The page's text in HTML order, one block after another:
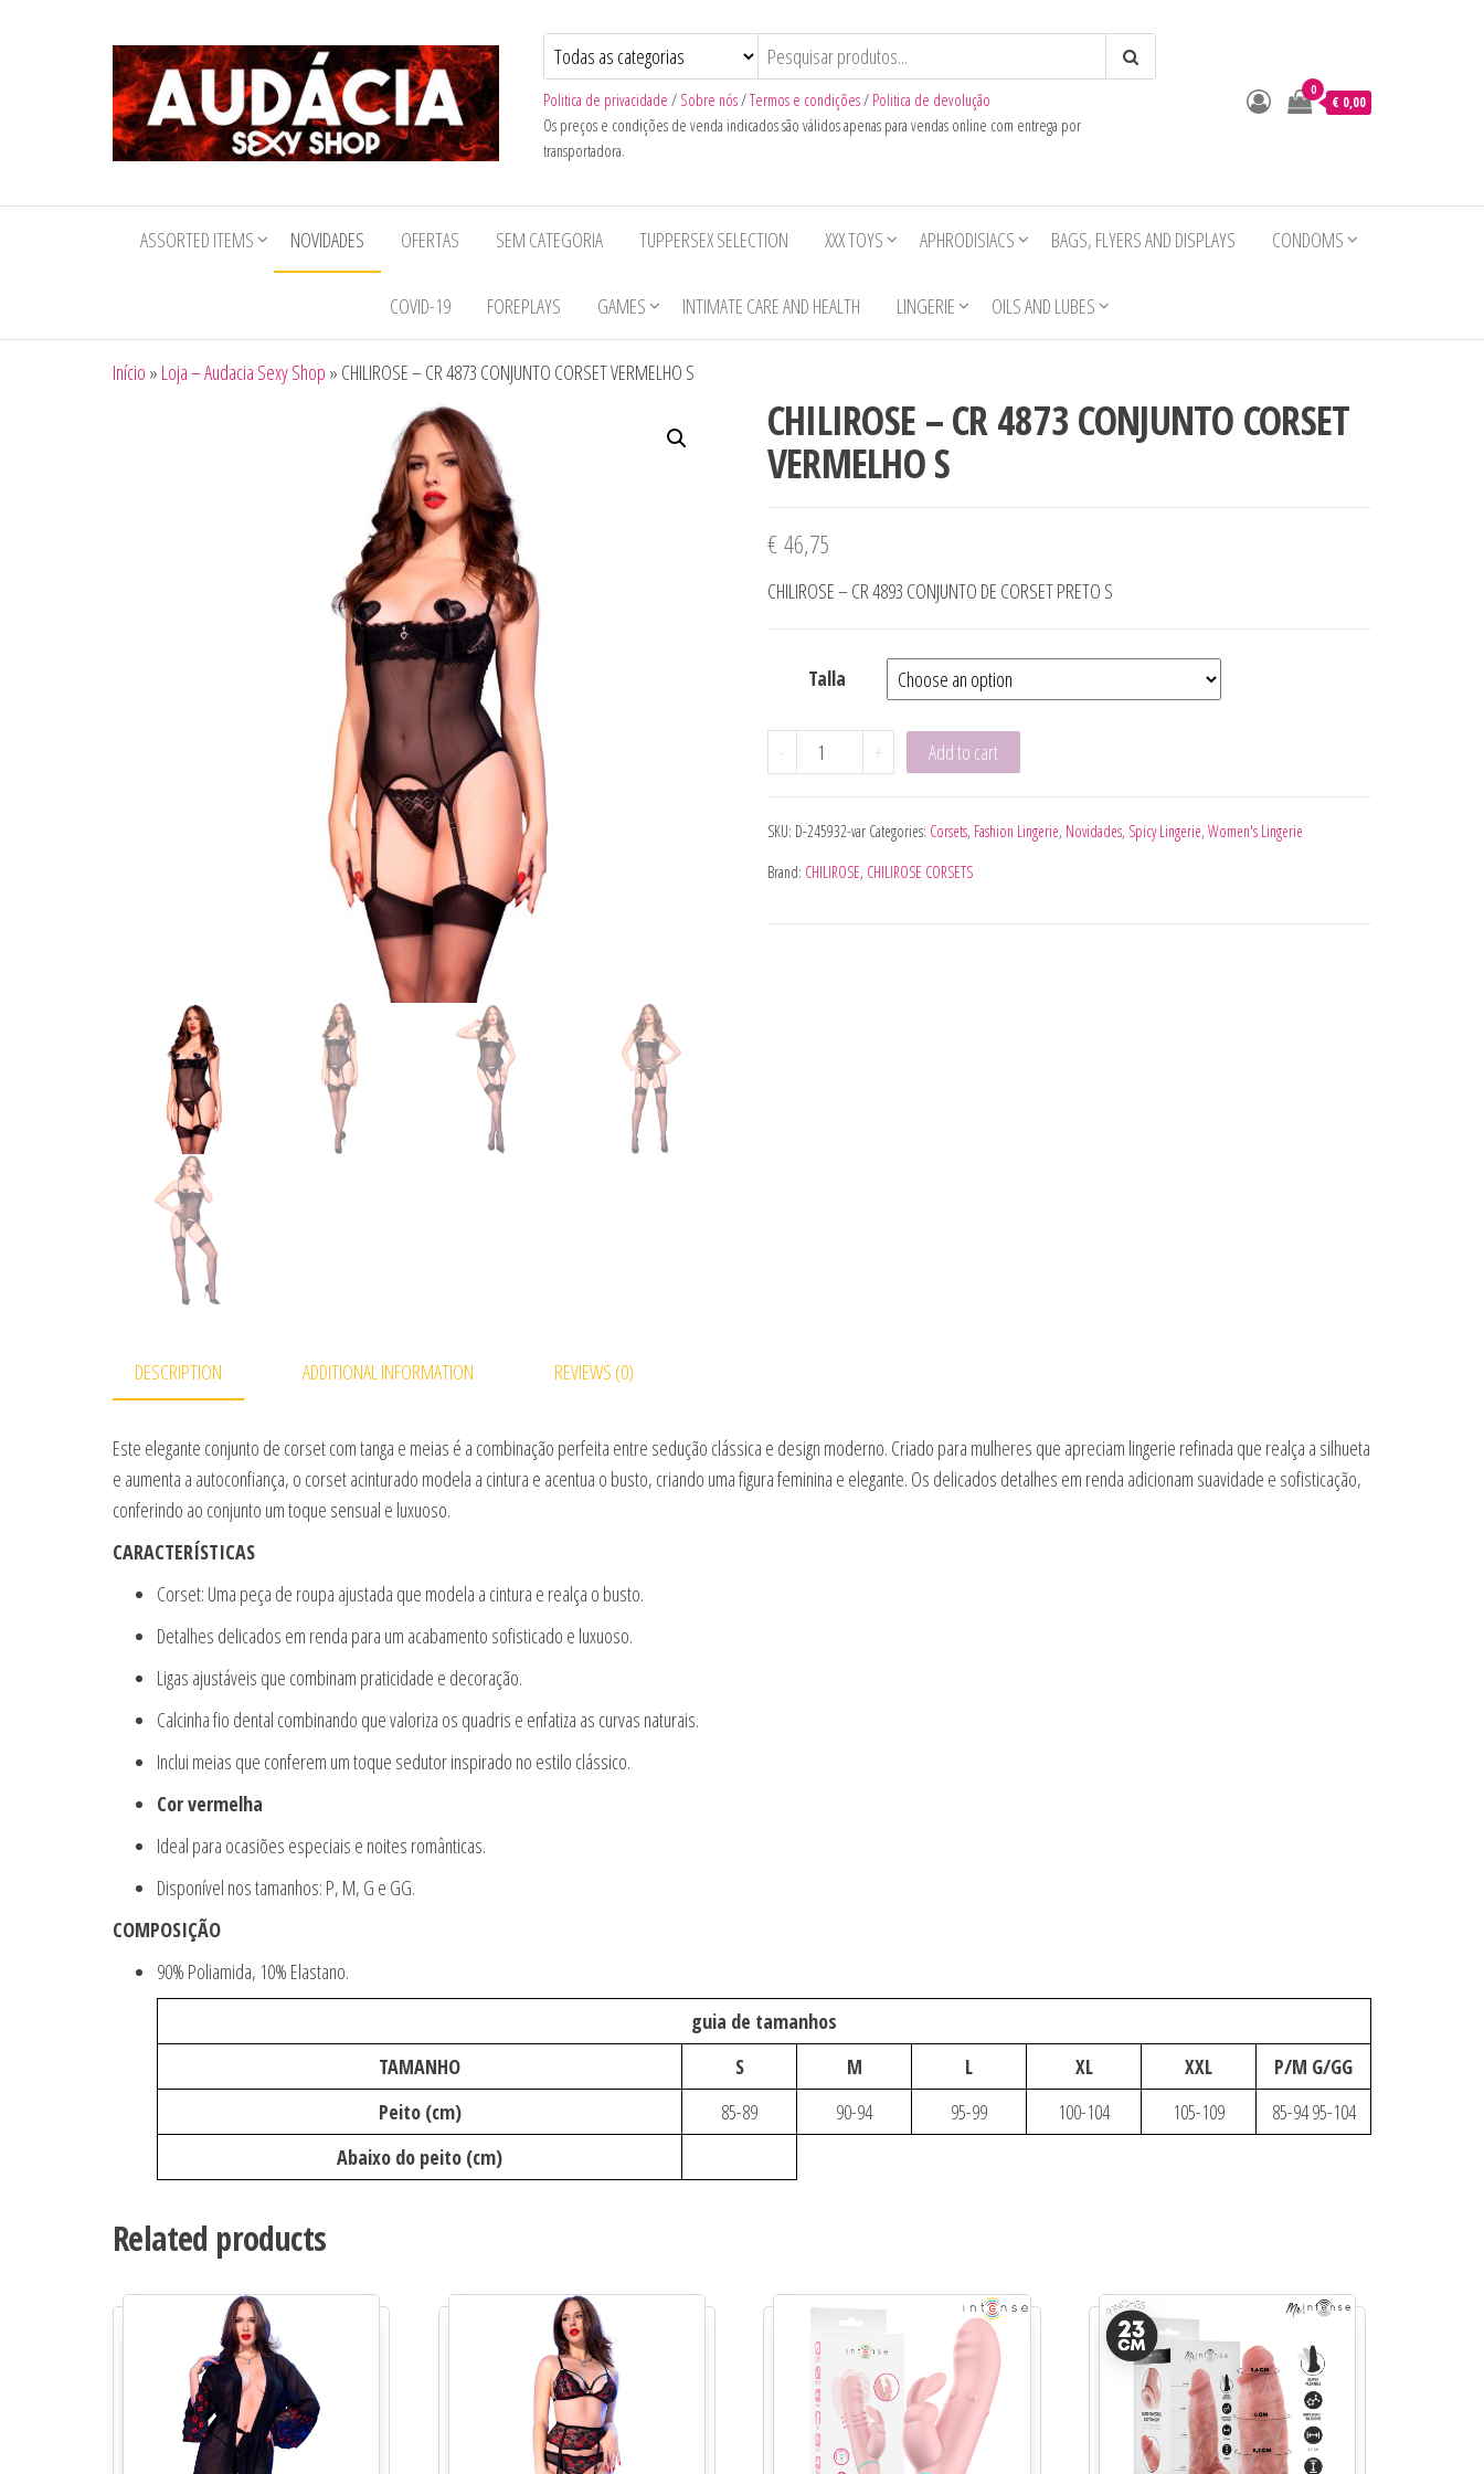
Sexy
Shop
Politica de privacidade / Sobre nós/Termos e condições/ Politica de devolução
Os preços e condições de venda indicados são válidos apenas para vendas online com entrega por
transportadora.
0
€ 0,00
ASSORTED ITEMS NOVIDADES OFERTAS SEM CATEGORIA TUPPERSEX SELECTION XXX TOYS APHRODISIACS BAGS, FLYERS AND DISPLAYS CONDOMS
COVID-19 FOREPLAYS GAMES INTIMATE CARE AND HEALTH LINGERIE OILS AND LUBES
Início » Loja – Audacia Sexy Shop » CHILIROSE – CR 4873 CONJUNTO CORSET VERMELHO S
CHILIROSE – CR 4873 CONJUNTO CORSET
VERMELHO S
€46,75
CHILIROSE – CR 4893 CONJUNTO DE CORSET PRETO S
Talla
- CHILIROSE - CR 4873 CONJUNTO CORSET VERMELHO S quantity
+ Add to cart
SKU: D-245932-var Categories: Corsets, Fashion Lingerie, Novidades, Spicy Lingerie, Women's Lingerie
Brand: CHILIROSE, CHILIROSE CORSETS
DESCRIPTION ADDITIONAL INFORMATION REVIEWS (0)
Este elegante conjunto de corset com tanga e meias é a combinação perfeita entre sedução clássica e design moderno. Criado para mulheres que apreciam lingerie refinada que realça a silhueta
e aumenta a autoconfiança, o corset acinturado modela a cintura e acentua o busto, criando uma figura feminina e elegante. Os delicados detalhes em renda adicionam suavidade e sofisticação,
conferindo ao conjunto um toque sensual e luxuoso.
CARACTERÍSTICAS
Corset: Uma peça de roupa ajustada que modela a cintura e realça o busto.
Detalhes delicados em renda para um acabamento sofisticado e luxuoso.
Ligas ajustáveis que combinam praticidade e decoração.
Calcinha fio dental combinando que valoriza os quadris e enfatiza as curvas naturais.
Inclui meias que conferem um toque sedutor inspirado no estilo clássico.
Cor vermelha
Ideal para ocasiões especiais e noites românticas.
Disponível nos tamanhos: P, M, G e GG.
COMPOSIÇÃO
90% Poliamida, 10% Elastano.
guia de tamanhos
TAMANHO
S M L XL XXL
P/M G/GG
Peito (cm)
85-89 90-94 95-99 100-104 105-109
85-94 95-104
Abaixo do peito (cm)
Related products